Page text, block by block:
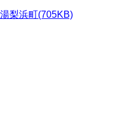
湯梨浜町(705KB)